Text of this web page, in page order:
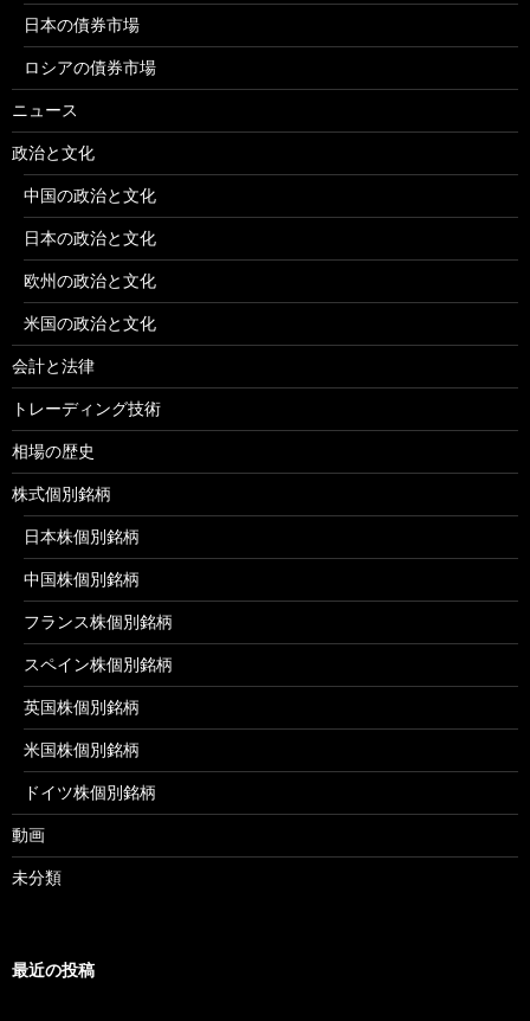
日本の債券市場
ロシアの債券市場
ニュース
政治と文化
中国の政治と文化
日本の政治と文化
欧州の政治と文化
米国の政治と文化
会計と法律
トレーディング技術
相場の歴史
株式個別銘柄
日本株個別銘柄
中国株個別銘柄
フランス株個別銘柄
スペイン株個別銘柄
英国株個別銘柄
米国株個別銘柄
ドイツ株個別銘柄
動画
未分類
最近の投稿